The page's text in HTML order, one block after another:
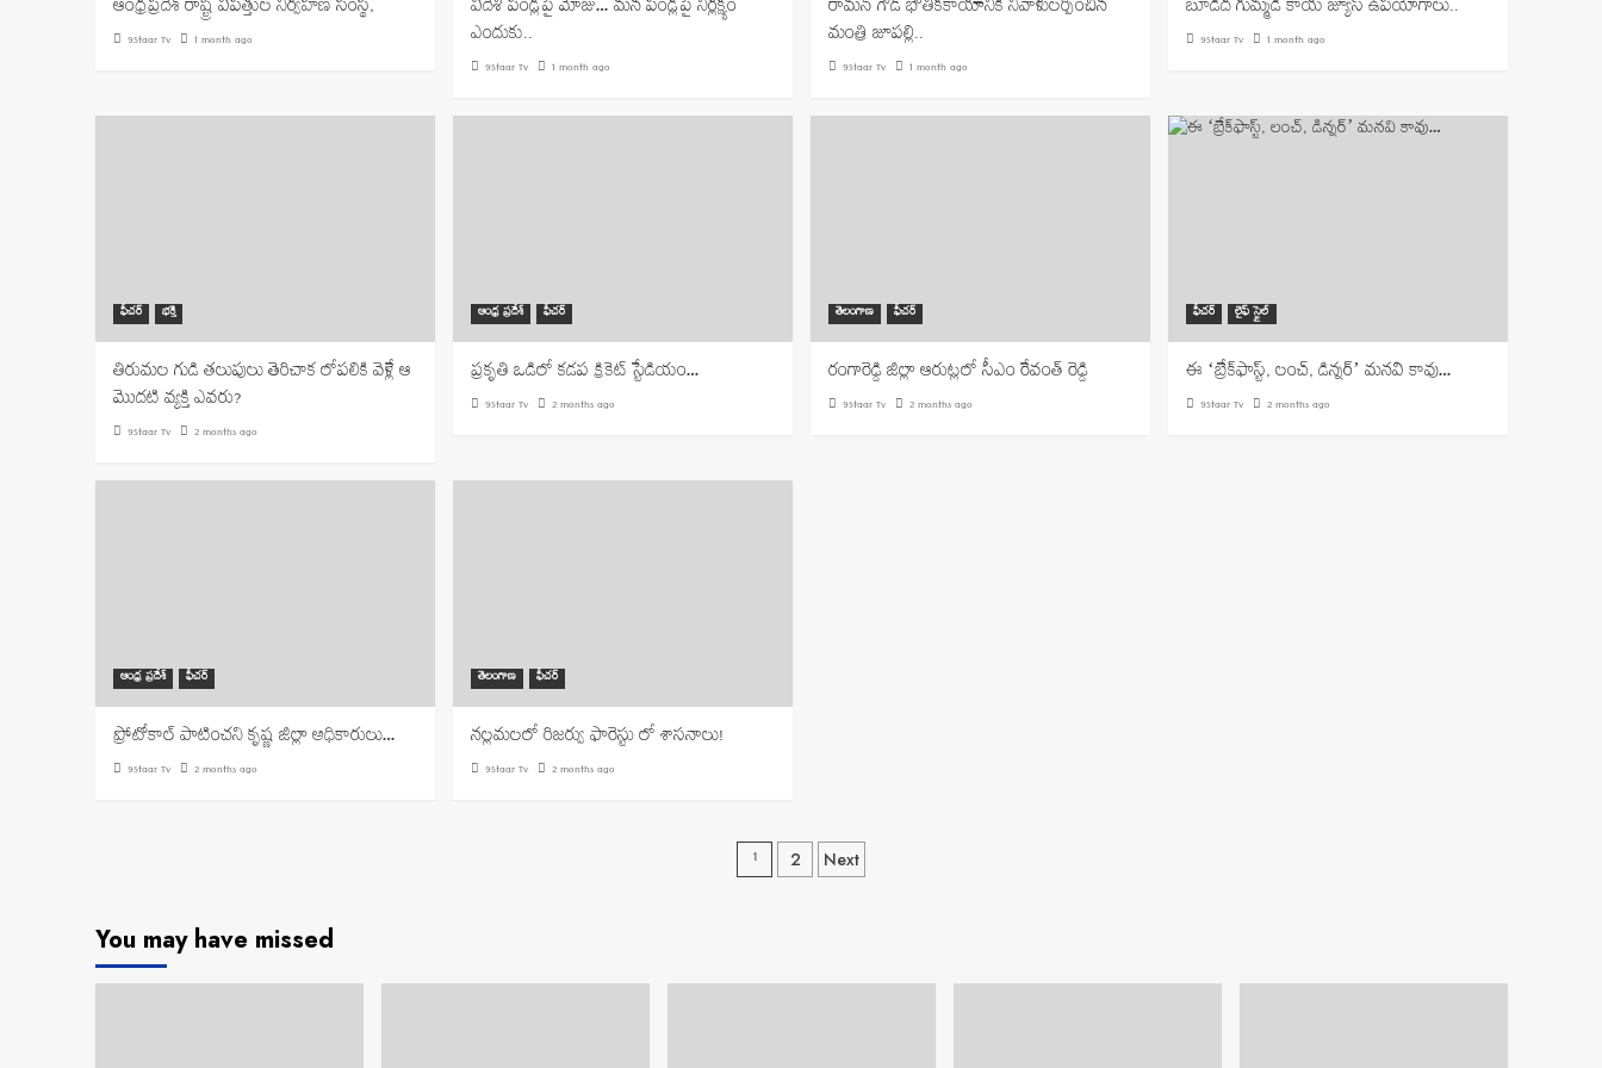
ఆంధ్రప్రదేశ్ రాష్ట్ర విపత్తుల నిర్వహణ సంస్థ,
9Staar Tv 1 month ago
విదేశీ పండ్లపై మోజు… మన పండ్లపై నిర్లక్ష్యం
ఎందుకు..
9Staar Tv 1 month ago
రామన్ గౌడ్ భౌతికకాయానికి నివాళులర్పించిన
మంత్రి జూపల్లి..
9Staar Tv 1 month ago
బూడిద గుమ్మడి కాయ జ్యూస్ ఉపయోగాలు..
9Staar Tv 1 month ago
ఫీచర్ భక్తి
తిరుమల గుడి తలుపులు తెరిచాక లోపలికి వెళ్లే ఆ
మొదటి వ్యక్తి ఎవరు?
9Staar Tv 2 months ago
ఆంధ్ర ప్రదేశ్ ఫీచర్
ప్రకృతి ఒడిలో కడప క్రికెట్ స్టేడియం…
9Staar Tv 2 months ago
తెలంగాణ ఫీచర్
రంగారెడ్డి జిల్లా ఆరుట్లలో సీఎం రేవంత్ రెడ్డి
9Staar Tv 2 months ago
ఫీచర్ లైఫ్ స్టైల్
ఈ ‘బ్రేక్‌ఫాస్ట్, లంచ్, డిన్నర్’ మనవి కావు…
9Staar Tv 2 months ago
ఆంధ్ర ప్రదేశ్ ఫీచర్
ప్రోటోకాల్ పాటించని కృష్ణ జిల్లా అధికారులు…
9Staar Tv 2 months ago
తెలంగాణ ఫీచర్
నల్లమలలో రిజర్వు ఫారెస్టు లో శాసనాలు!
9Staar Tv 2 months ago
Posts
1 2 Next
You may have missed